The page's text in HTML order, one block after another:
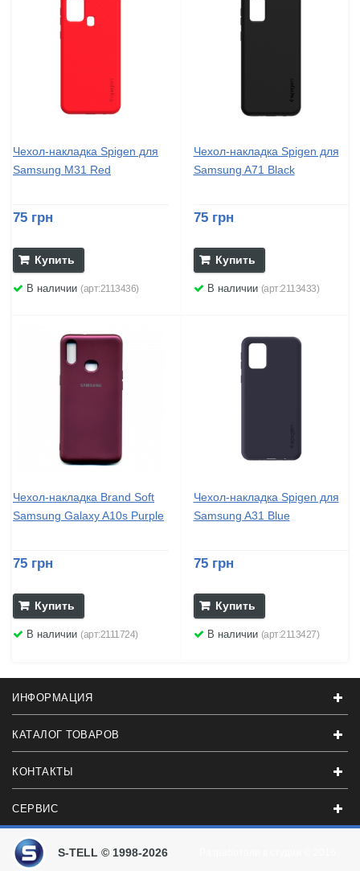
Чехол-накладка Spigen для
Samsung M31 Red
75 грн
Купить
В наличии (арт:2113436)
Чехол-накладка Spigen для
Samsung A71 Black
75 грн
Купить
В наличии (арт:2113433)
Чехол-накладка Brand Soft
Samsung Galaxy A10s Purple
75 грн
Купить
В наличии (арт:2111724)
Чехол-накладка Spigen для
Samsung A31 Blue
75 грн
Купить
В наличии (арт:2113427)
ИНФОРМАЦИЯ
КАТАЛОГ ТОВАРОВ
КОНТАКТЫ
СЕРВИС
S-TELL © 1998-2026